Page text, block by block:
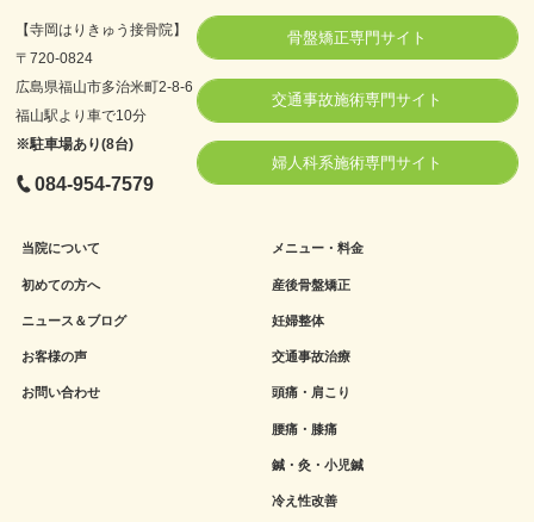
【寺岡はりきゅう接骨院】
〒720-0824
広島県福山市多治米町2-8-6
福山駅より車で10分
※駐車場あり(8台)
084-954-7579
骨盤矯正専門サイト
交通事故施術専門サイト
婦人科系施術専門サイト
当院について
初めての方へ
ニュース＆ブログ
お客様の声
お問い合わせ
メニュー・料金
産後骨盤矯正
妊婦整体
交通事故治療
頭痛・肩こり
腰痛・膝痛
鍼・灸・小児鍼
冷え性改善